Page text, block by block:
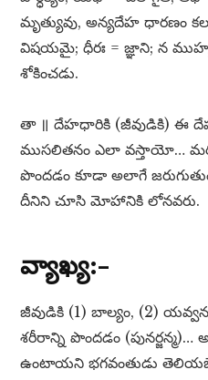
మృత్యువు, అన్యదేహ ధారణం
విషయమై; ధీరః = జ్ఞాని; న
శోకించడు.
తా ॥ దేహధారికి (జీవుడికి) ఈ
ముసలితనం ఎలా వస్తాయో…
పొందడం కూడా అలాగే
దీనిని చూసి మోహానికి లోనవరు.
వ్యాఖ్య:–
జీవుడికి (1) బాల్యం, (2)
శరీరాన్ని పొందడం (పునర్జన్మ)…
ఉంటాయని భగవంతుడు